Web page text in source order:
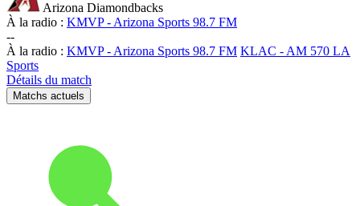
Arizona Diamondbacks
À la radio : KMVP - Arizona Sports 98.7 FM
--
À la radio : KMVP - Arizona Sports 98.7 FM KLAC - AM 570 LA
Sports
Détails du match
Matchs actuels